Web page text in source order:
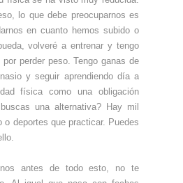
lo que debe preocuparnos es
en cuanto hemos subido o
volveré a entrenar y tengo
perder peso. Tengo ganas de
y seguir aprendiendo día a
física como una obligación
una alternativa? Hay mil
o deportes que practicar. Puedes
antes de todo esto, no te